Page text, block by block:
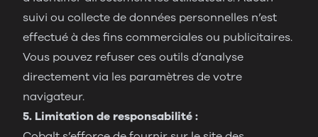
suivi ou collecte de données personnelles n’est
effectué à des fins commerciales ou publicitaires.
Vous pouvez refuser ces outils d’analyse
directement via les paramètres de votre
navigateur.
5. Limitation de responsabilité :